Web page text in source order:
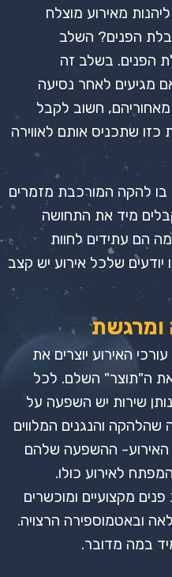
מאירוע מוצלח
הפנים? השלב
הפנים. בשלב זה
מגיעים לאחר נסיעה
חשוב לקבל
שתכניס אותם לאווירה
להקה המורכבת מזמרים
מיד את התחושה
הם עתידים לחוות
שלכל אירוע יש קצב
ומרגשת
האירוע יוצרים את
את ה"תוצר" השלם. לכל
שירות יש השפעה על
שהלהקה והנגנים המלווים
ההשפעה שלהם
לאירוע כולו.
מקצועיים ומוכשרים
ובאטמוספירה הרצויה.
במה מדובר.